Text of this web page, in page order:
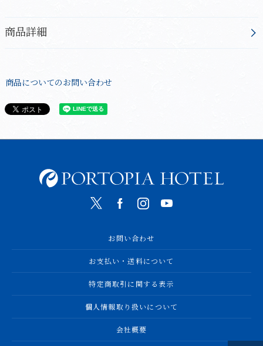
商品詳細
商品についてのお問い合わせ
お問い合わせ
お支払い・送料について
特定商取引に関する表示
個人情報取り扱いについて
会社概要